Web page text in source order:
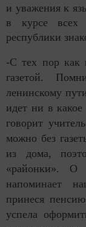
и уважения к
в курсе всех
республики
-С тех пор как
газетой.
ленинскому
идет ни в
говорит
можно без
из дома,
«районки». О
напоминает
принеся
успела